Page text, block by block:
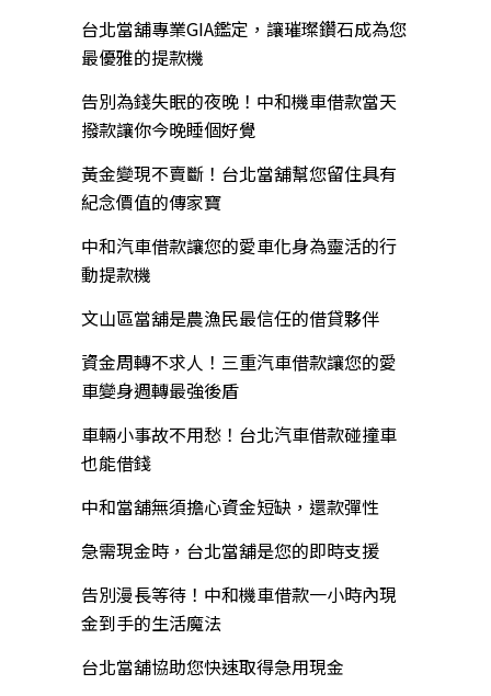
台北當舖專業GIA鑑定，讓璀璨鑽石成為您
最優雅的提款機
告別為錢失眠的夜晚！中和機車借款當天
撥款讓你今晚睡個好覺
黃金變現不賣斷！台北當舖幫您留住具有
紀念價值的傳家寶
中和汽車借款讓您的愛車化身為靈活的行
動提款機
文山區當舖是農漁民最信任的借貸夥伴
資金周轉不求人！三重汽車借款讓您的愛
車變身週轉最強後盾
車輛小事故不用愁！台北汽車借款碰撞車
也能借錢
中和當舖無須擔心資金短缺，還款彈性
急需現金時，台北當舖是您的即時支援
告別漫長等待！中和機車借款一小時內現
金到手的生活魔法
台北當舖協助您快速取得急用現金